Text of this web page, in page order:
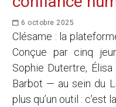
6 octobre 2025
Clésame : la
Conçue par cinq
Sophie Dutertre,
Barbot — au sein du
plus qu’un outil : c’est